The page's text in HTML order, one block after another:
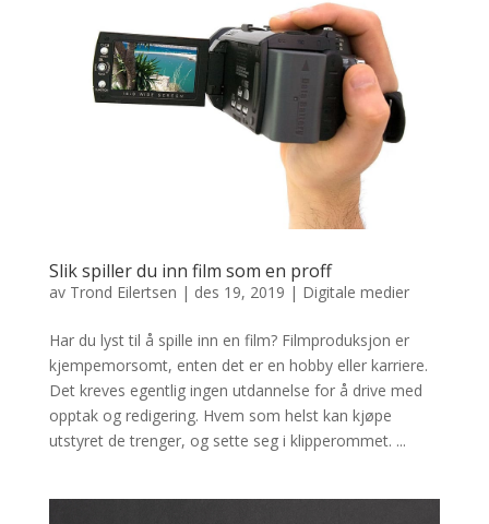
Slik spiller du inn film som en proff
av Trond Eilertsen | des 19, 2019 | Digitale medier
Har du lyst til å spille inn en film? Filmproduksjon er
kjempemorsomt, enten det er en hobby eller karriere.
Det kreves egentlig ingen utdannelse for å drive med
opptak og redigering. Hvem som helst kan kjøpe
utstyret de trenger, og sette seg i klipperommet. ...